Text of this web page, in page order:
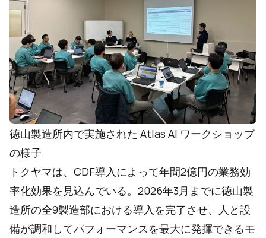
徳山製造所内で実施された Atlas AI ワークショップ
の様子
トクヤマは、CDF導入によって年間2億円の業務効
率化効果を見込んでいる。2026年3月までに徳山製
造所の全9製造部における導入を完了させ、人と設
備が調和してパフォーマンスを最大に発揮できるモ